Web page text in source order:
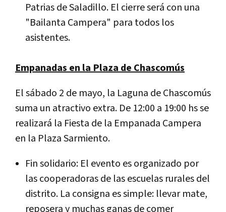
Patrias de Saladillo. El cierre será con una
"Bailanta Campera" para todos los
asistentes.
Empanadas en la Plaza de Chascomús
El sábado 2 de mayo, la Laguna de Chascomús
suma un atractivo extra. De 12:00 a 19:00 hs se
realizará la Fiesta de la Empanada Campera
en la Plaza Sarmiento.
Fin solidario: El evento es organizado por
las cooperadoras de las escuelas rurales del
distrito. La consigna es simple: llevar mate,
reposera y muchas ganas de comer